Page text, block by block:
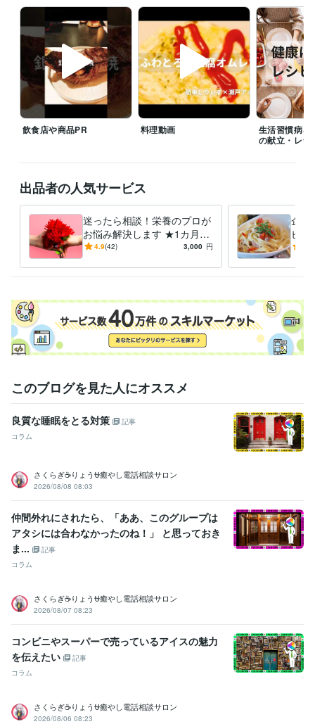
病院 2016年3月 ~ 現在
タウンドクター株式会社 2022年10月 ~ 現在
個人事業 2022年3月 ~ 現在
受賞歴
管理栄養士の時間の使い方: ストレスを減らして健康に 心身のバラン
スを整える 90%ストレス軽減法 会社員が実践できる 副業×投資×節約
の黄金律 毎日が楽になる！ 管理栄養士のやさしい健康レシピ エジソ
ンママ　離乳食づくりをラクにする！時短アイデアとスト…
女性自
身　小松菜×油揚げで骨活ふりかけ 女性自身　夏にぴったり！冷やし
ニューパートナー管理栄養
資格・検定
管理栄養士 取得年 : 2015年
食品衛生管理者
得意分野
住まい・美容・生活相談
食事 料理 健康
飲食店や商品PR 料理動画
生活習慣病を
の献立・レシ
出品者の人気サービス
迷ったら相談！栄養のプロが
お悩み解決します ★1カ月間
の安心サポートを提供
4.9(42) 3,000 円
企業
ピ開
た料
このブログを見た人にオススメ
良質な睡眠をとる対策
記事
コラム
さくらぎ☕りょう⛎癒やし電話相談サロン
2026/08/08 08:03
仲間外れにされたら、「ああ、このグループは
アタシには合わなかったのね！」 と思っておき
ま...
記事
コラム
さくらぎ☕りょう⛎癒やし電話相談サロン
2026/08/07 08:23
コンビニやスーパーで売っているアイスの魅力
を伝えたい
記事
コラム
さくらぎ☕りょう⛎癒やし電話相談サロン
2026/08/06 08:23